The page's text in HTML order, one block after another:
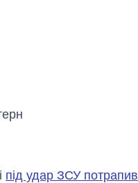
під удар ЗСУ потрапив